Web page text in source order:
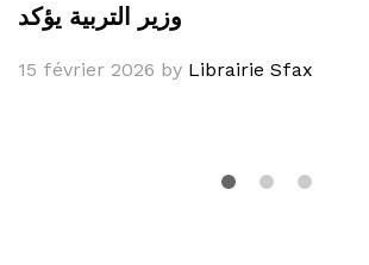
وزير التربية يؤكد
15 février 2026 by Librairie Sfax